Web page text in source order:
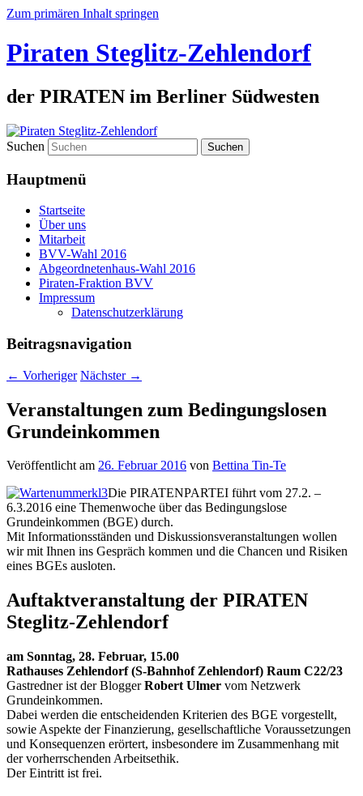
Zum primären Inhalt springen
Piraten Steglitz-Zehlendorf
der PIRATEN im Berliner Südwesten
Suchen
Hauptmenü
Startseite
Über uns
Mitarbeit
BVV-Wahl 2016
Abgeordnetenhaus-Wahl 2016
Piraten-Fraktion BVV
Impressum
Datenschutzerklärung
Beitragsnavigation
← Vorheriger Nächster →
Veranstaltungen zum Bedingungslosen
Grundeinkommen
Veröffentlicht am 26. Februar 2016 von Bettina Tin-Te
Die PIRATENPARTEI führt vom 27.2. –
6.3.2016 eine Themenwoche über das Bedingungslose
Grundeinkommen (BGE) durch.
Mit Informationsständen und Diskussionsveranstaltungen wollen
wir mit Ihnen ins Gespräch kommen und die Chancen und Risiken
eines BGEs ausloten.
Auftaktveranstaltung der PIRATEN
Steglitz-Zehlendorf
am Sonntag, 28. Februar, 15.00
Rathauses Zehlendorf (S-Bahnhof Zehlendorf) Raum C22/23
Gastredner ist der BloggerRobert Ulmer vom Netzwerk
Grundeinkommen.
Dabei werden die entscheidenden Kriterien des BGE vorgestellt,
sowie Aspekte der Finanzierung, gesellschaftliche Voraussetzungen
und Konsequenzen erörtert, insbesondere im Zusammenhang mit
der vorherrschenden Arbeitsethik.
Der Eintritt ist frei.